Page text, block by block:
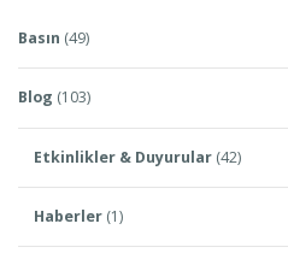
Basın (49)
Blog (103)
Etkinlikler & Duyurular (42)
Haberler (1)